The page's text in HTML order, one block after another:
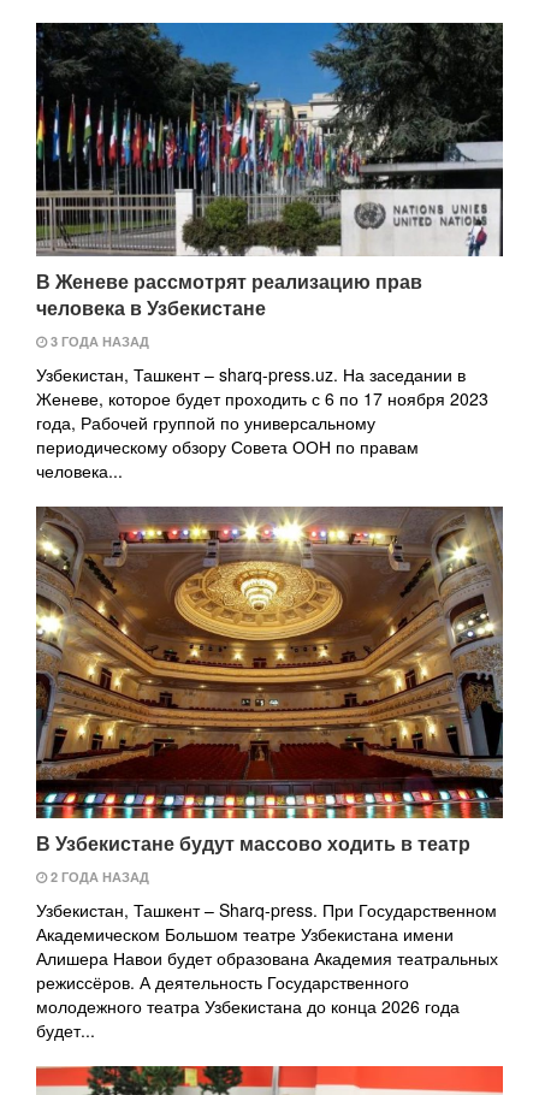
В Женеве рассмотрят реализацию прав
человека в Узбекистане
3 ГОДА НАЗАД
Узбекистан, Ташкент – sharq-press.uz. На заседании в
Женеве, которое будет проходить с 6 по 17 ноября 2023
года, Рабочей группой по универсальному
периодическому обзору Совета ООН по правам
человека...
В Узбекистане будут массово ходить в театр
2 ГОДА НАЗАД
Узбекистан, Ташкент – Sharq-press. При Государственном
Академическом Большом театре Узбекистана имени
Алишера Навои будет образована Академия театральных
режиссёров. А деятельность Государственного
молодежного театра Узбекистана до конца 2026 года
будет...